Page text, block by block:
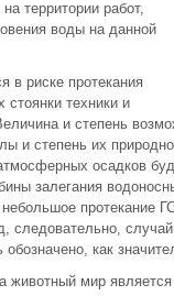
территории работ,
воды на данной
в риске протекания
техники и
и степень
и степень их
осадков
залегания
небольшое протекание
следовательно,
как
животный мир является